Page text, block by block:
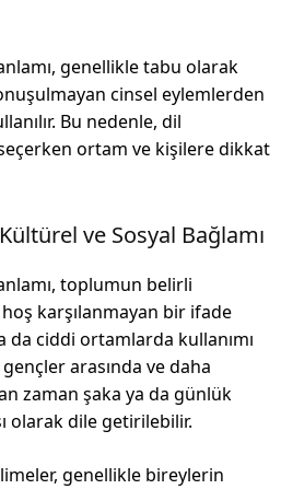
genellikle tabu olarak
cinsel eylemlerden
Bu nedenle, dil
seçerken ortam ve kişilere dikkat
ve Sosyal Bağlamı
toplumun belirli
karşılanmayan bir ifade
da ciddi ortamlarda kullanımı
arasında ve daha
zaman şaka ya da günlük
olarak dile getirilebilir.
genellikle bireylerin